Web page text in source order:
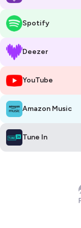
de haut niveau ?
De quelle manière la
professionnels ?
Comment évolue le
devient influenceur ?
En toute humilité, c’est
Matthias
est donc
de sa préparation aux
réussies, mais surtout
entre vie pro et vie perso.
👉 Abonnez-vous sur
Spotify
👍 et/ou inscrivez-vous
⭐ Si l'épisode vous a
Spotify
Deezer
YouTube
Amazon Music
Tune In